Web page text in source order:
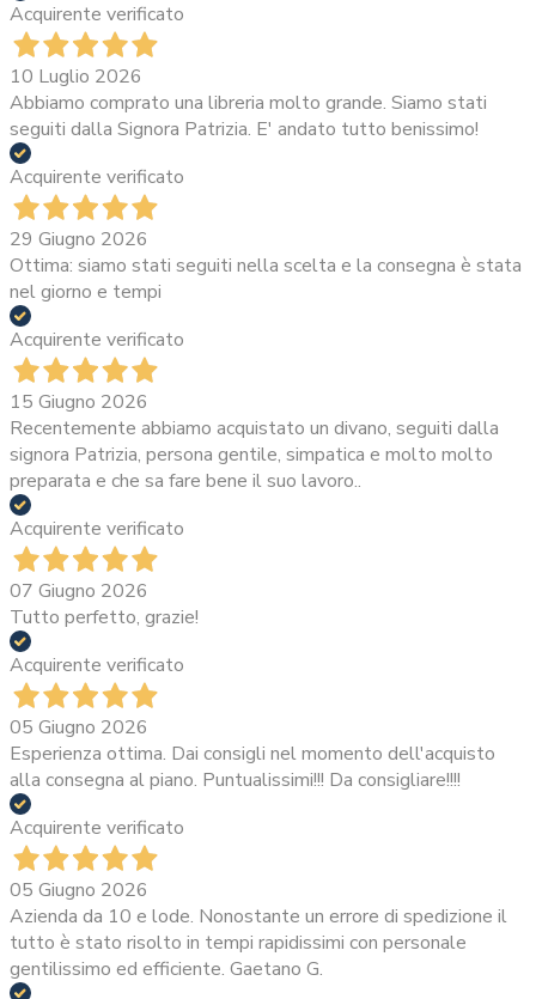
Acquirente verificato
10 Luglio 2026
Abbiamo comprato una libreria molto grande. Siamo stati
seguiti dalla Signora Patrizia. E' andato tutto benissimo!
Acquirente verificato
29 Giugno 2026
Ottima: siamo stati seguiti nella scelta e la consegna è stata
nel giorno e tempi
Acquirente verificato
15 Giugno 2026
Recentemente abbiamo acquistato un divano, seguiti dalla
signora Patrizia, persona gentile, simpatica e molto molto
preparata e che sa fare bene il suo lavoro..
Acquirente verificato
07 Giugno 2026
Tutto perfetto, grazie!
Acquirente verificato
05 Giugno 2026
Esperienza ottima. Dai consigli nel momento dell'acquisto
alla consegna al piano. Puntualissimi!!! Da consigliare!!!!
Acquirente verificato
05 Giugno 2026
Azienda da 10 e lode. Nonostante un errore di spedizione il
tutto è stato risolto in tempi rapidissimi con personale
gentilissimo ed efficiente. Gaetano G.